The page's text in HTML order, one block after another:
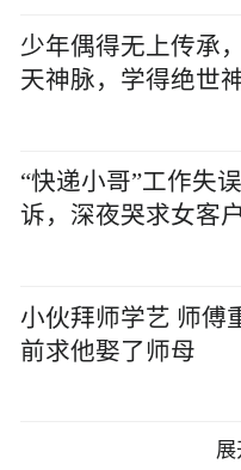
少年偶得无上传承
天神脉，学得绝世神
“快递小哥”工作失
诉，深夜哭求女客
小伙拜师学艺 师傅
前求他娶了师母
展